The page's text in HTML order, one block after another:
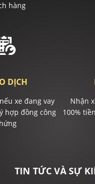
hàng
DỊCH
xe đang vay
hợp đồng công
Nhận
100%
TIN TỨC VÀ SỰ